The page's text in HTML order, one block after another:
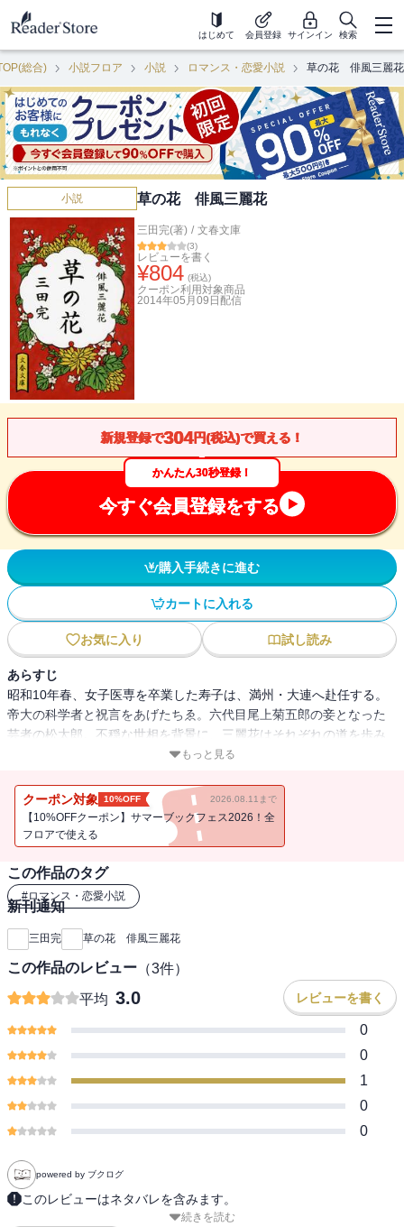
はじめて 会員登録 サインイン 検索
総合) 小説フロア 小説 ロマンス・恋愛小説 草の花 俳風三麗花
小説 草の花 俳風三麗花
三田完(著) / 文春文庫
(3)
レビューを書く
¥804 (税込)
クーポン利用対象商品
2014年05月09日 配信
新規登録で304円(税込)で買える！
かんたん30秒登録！
今すぐ会員登録をする
購入手続きに進む
カートに入れる
お気に入り 試し読み
あらすじ
昭和10年春、女子医専を卒業した寿子は、満州・大連へ赴任する。
帝大の科学者と祝言をあげたちゑ。六代目尾上菊五郎の妾となった
芸者の松太郎。不穏な世相を背景に、三麗花はそれぞれの道を歩み
だす。やがて訪れた再会の日、満州国皇帝の御前で彼女たちが詠ん
覚羅溥儀ら、多彩な人士と交錯する、三麗花それぞれの人生。“句会
小説”として話題となった直木賞候補作「俳風三麗花」、待望の続
編。
もっと見る
クーポン対象 10%OFF 2026.08.11まで
【10%OFFクーポン】サマーブックフェス2026！全
フロアで使える
この作品のタグ
#ロマンス・恋愛小説
新刊通知
三田完 草の花 俳風三麗花
この作品のレビュー （3件）
平均 3.0 レビューを書く
0
0
1
0
0
powered by ブクログ
このレビューはネタバレを含みます。
本作の舞台は満州がメイン。歴史上の人物がしばしば登場して面白
続きを読む